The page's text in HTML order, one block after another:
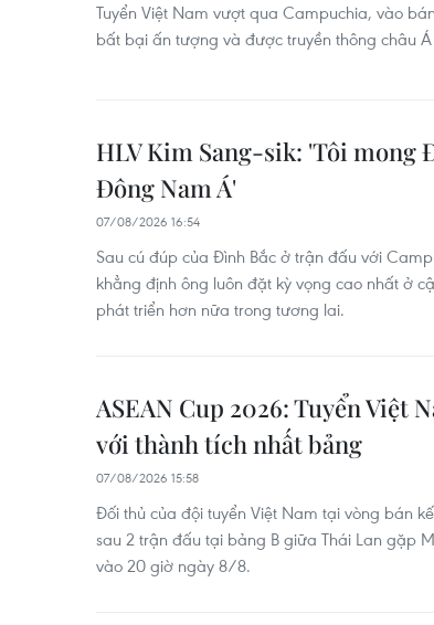
Tuyển Việt Nam vượt qua Campuchia, vào
bất bại ấn tượng và được truyền thông châu
HLV Kim Sang-sik: 'Tôi mong
Đông Nam Á'
07/08/2026 16:54
Sau cú đúp của Đình Bắc ở trận đấu với
khẳng định ông luôn đặt kỳ vọng cao nhất ở
phát triển hơn nữa trong tương lai.
ASEAN Cup 2026: Tuyển Việt
với thành tích nhất bảng
07/08/2026 15:58
Đối thủ của đội tuyển Việt Nam tại vòng bán
sau 2 trận đấu tại bảng B giữa Thái Lan gặp
vào 20 giờ ngày 8/8.